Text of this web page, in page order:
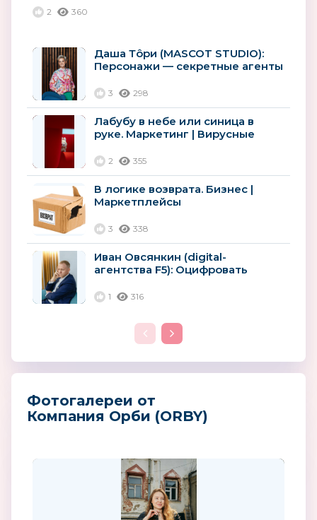
2 360
Даша Тôри (MASCOT STUDIO):
Персонажи — секретные агенты
3 298
Лабубу в небе или синица в
руке. Маркетинг | Вирусные
2 355
В логике возврата. Бизнес |
Маркетплейсы
3 338
Иван Овсянкин (digital-
агентства F5): Оцифровать
сохранить...
1 316
Фотогалереи от
Компания Орби (ORBY)